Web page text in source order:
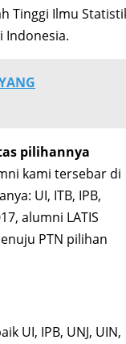
Tinggi Ilmu
Indonesia.
pilihannya
kami tersebar di
UI, ITB, IPB,
alumni LATIS
PTN pilihan
UI, IPB, UNJ, UIN,